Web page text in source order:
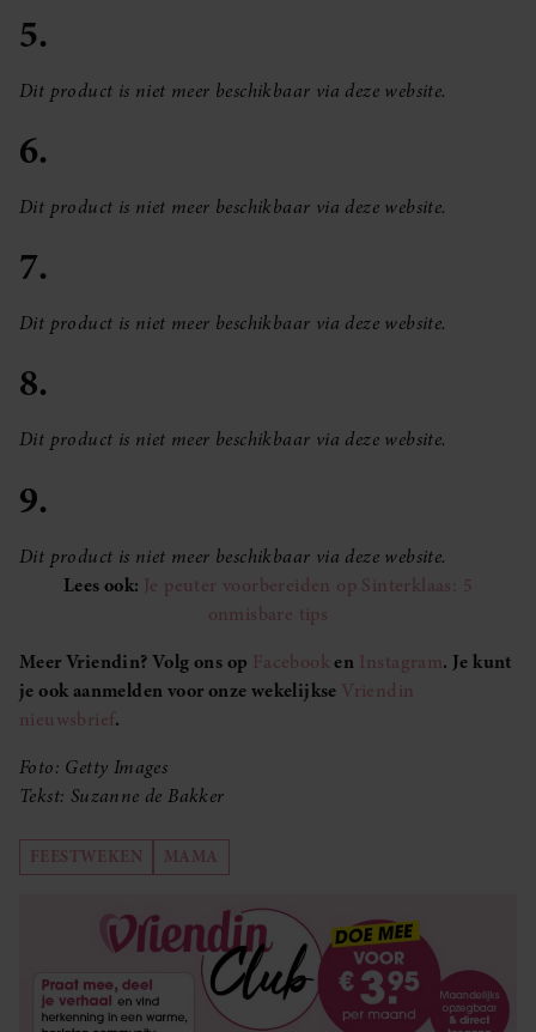
5.
Dit product is niet meer beschikbaar via deze website.
6.
Dit product is niet meer beschikbaar via deze website.
7.
Dit product is niet meer beschikbaar via deze website.
8.
Dit product is niet meer beschikbaar via deze website.
9.
Dit product is niet meer beschikbaar via deze website.
Lees ook: Je peuter voorbereiden op Sinterklaas: 5
onmisbare tips
Meer Vriendin? Volg ons op Facebooken Instagram. Je kunt
je ook aanmelden voor onze wekelijkse Vriendin
nieuwsbrief.
Foto: Getty Images
Tekst: Suzanne de Bakker
FEESTWEKEN MAMA